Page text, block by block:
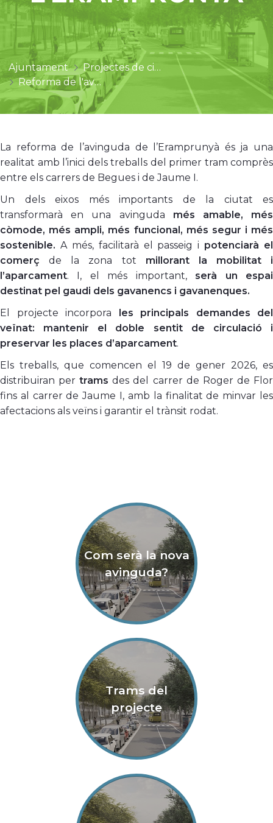
Ajuntament
Projectes de ciutat
Reforma de l'avinguda de l'Eramprunyà
La reforma de l’avinguda de l’Eramprunyà és ja una
realitat amb l’inici dels treballs del primer tram comprès
entre els carrers de Begues i de Jaume I.
Un dels eixos més importants de la ciutat es
transformarà en una avinguda més amable, més
còmode, més ampli, més funcional, més segur i més
sostenible. A més, facilitarà el passeig i potenciarà el
comerç de la zona tot millorant la mobilitat i
l’aparcament. I, el més important, serà un espai
destinat pel gaudi dels gavanencs i gavanenques.
El projecte incorpora les principals demandes del
veïnat: mantenir el doble sentit de circulació i
preservar les places d’aparcament.
Els treballs, que comencen el 19 de gener 2026, es
distribuiran per trams des del carrer de Roger de Flor
fins al carrer de Jaume I, amb la finalitat de minvar les
afectacions als veïns i garantir el trànsit rodat.
Com serà la nova
avinguda?
Trams del
projecte